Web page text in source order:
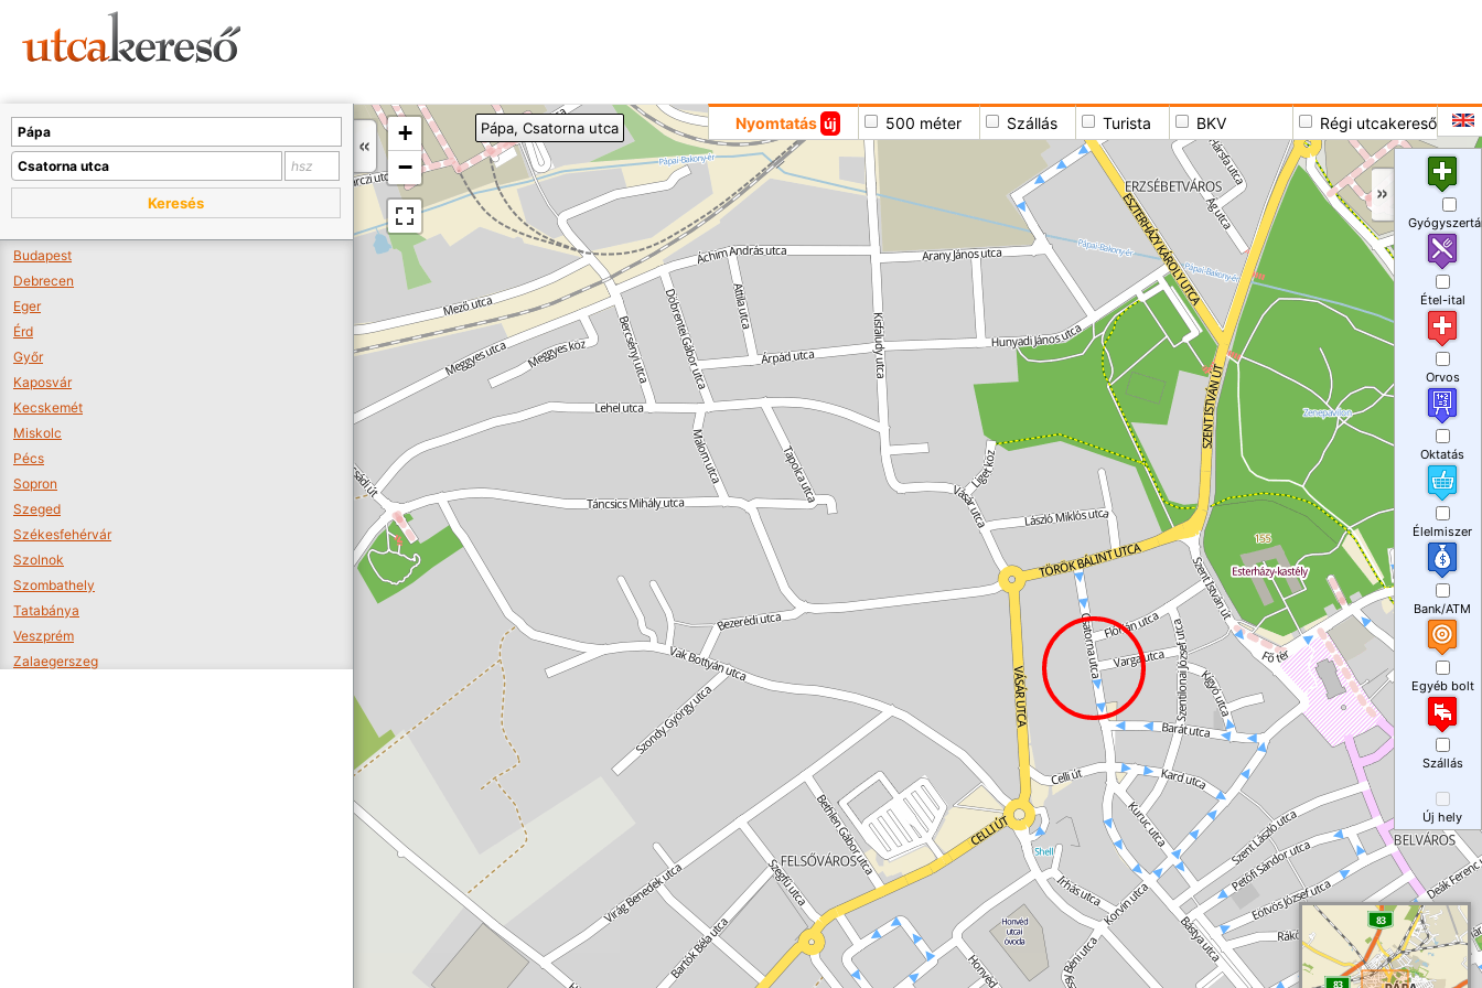
+
−
Nyomtatás új 500 méter Szállás Turista BKV Régi utcakereső
Pápa, Csatorna utca
Keresés
Budapest
Debrecen
Eger
Érd
Győr
Kaposvár
Kecskemét
Miskolc
Pécs
Sopron
Szeged
Székesfehérvár
Szolnok
Szombathely
Tatabánya
Veszprém
Zalaegerszeg
Étel-ital
Orvos
Oktatás
Élelmiszer
Bank/ATM
Egyéb bolt
Szállás
Új hely
A térképet kicsinyíteni kell, hogy látszódjanak a boltok.
Boltok látszódjanak >>